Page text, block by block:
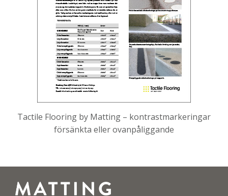
Tactile Flooring by Matting – kontrastmarkeringar
försänkta eller ovanpåliggande